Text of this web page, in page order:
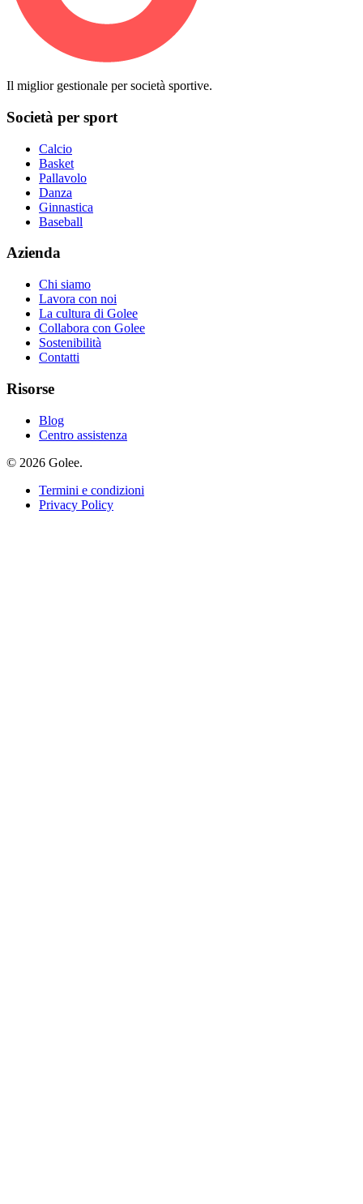
Il miglior gestionale per società sportive.
Società per sport
Calcio
Basket
Pallavolo
Danza
Ginnastica
Baseball
Azienda
Chi siamo
Lavora con noi
La cultura di Golee
Collabora con Golee
Sostenibilità
Contatti
Risorse
Blog
Centro assistenza
© 2026 Golee.
Termini e condizioni
Privacy Policy